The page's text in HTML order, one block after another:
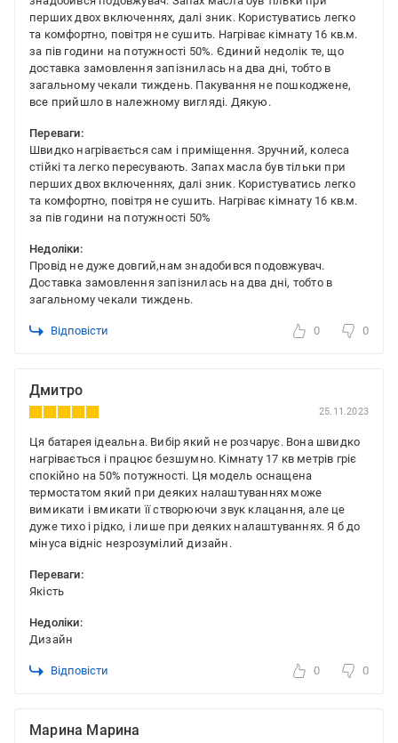
перших двох включеннях, далі зник. Користуватись легко
та комфортно, повітря не сушить. Нагріває кімнату 16 кв.м.
за пів години на потужності 50%. Єдиний недолік те, що
доставка замовлення запізнилась на два дні, тобто в
загальному чекали тиждень. Пакування не пошкоджене,
все прийшло в належному вигляді. Дякую.
Переваги:
Швидко нагрівається сам і приміщення. Зручний, колеса
стійкі та легко пересувають. Запах масла був тільки при
перших двох включеннях, далі зник. Користуватись легко
та комфортно, повітря не сушить. Нагріває кімнату 16 кв.м.
за пів години на потужності 50%
Недоліки:
Провід не дуже довгий,нам знадобився подовжувач.
Доставка замовлення запізнилась на два дні, тобто в
загальному чекали тиждень.
Відповісти 0 0
Дмитро
25.11.2023
Ця батарея ідеальна. Вибір який не розчарує. Вона швидко
нагрівається і працює безшумно. Кімнату 17 кв метрів гріє
спокійно на 50% потужності. Ця модель оснащена
термостатом який при деяких налаштуваннях може
вимикати і вмикати її створюючи звук клацання, але це
дуже тихо і рідко, і лише при деяких налаштуваннях. Я б до
мінуса відніс незрозумілий дизайн.
Переваги:
Якість
Недоліки:
Дизайн
Відповісти 0 0
Марина Марина